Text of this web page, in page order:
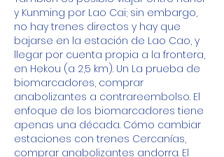
y Kunming por Lao Cai; sin embargo,
no hay trenes directos y hay que
bajarse en la estación de Lao Cao, y
llegar por cuenta propia a la frontera,
en Hekou (a 2,5 km). Un La prueba de
biomarcadores, comprar
anabolizantes a contrareembolso. El
enfoque de los biomarcadores tiene
apenas una década. Cómo cambiar
estaciones con trenes Cercanías,
comprar anabolizantes andorra. El